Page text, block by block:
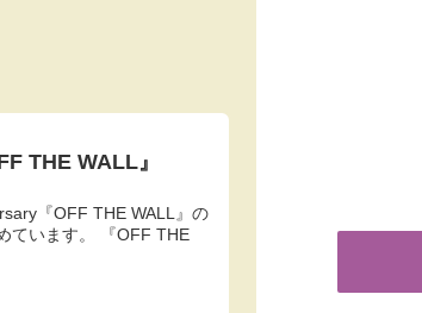
THE WALL』
『OFF THE WALL』の
ています。 『OFF THE